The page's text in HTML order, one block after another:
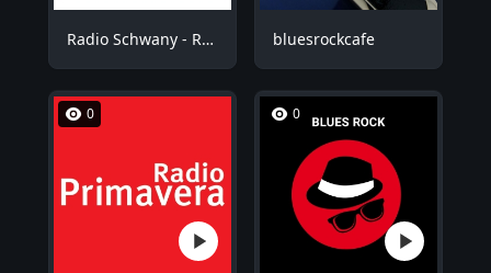
Radio Schwany - Radio Bläss bluesrockcafe
0 0